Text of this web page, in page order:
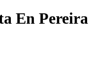
En Pereira